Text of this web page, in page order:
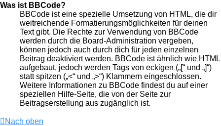
Was ist BBCode?
BBCode ist eine spezielle Umsetzung von HTML, die dir
weitreichende Formatierungsmöglichkeiten für deinen
Text gibt. Die Rechte zur Verwendung von BBCode
werden durch die Board-Administration vergeben,
können jedoch auch durch dich für jeden einzelnen
Beitrag deaktiviert werden. BBCode ist ähnlich wie HTML
aufgebaut, jedoch werden Tags von eckigen („[“ und „]“)
statt spitzen („<“ und „>“) Klammern eingeschlossen.
Weitere Informationen zu BBCode findest du auf einer
speziellen Hilfe-Seite, die von der Seite zur
Beitragserstellung aus zugänglich ist.
Nach oben